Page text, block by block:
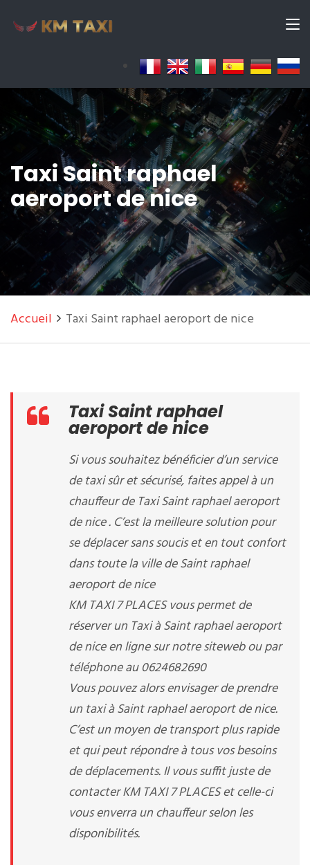
Taxi Saint raphael
aeroport de nice
Accueil Taxi Saint raphael aeroport de nice
Taxi Saint raphael
aeroport de nice
Si vous souhaitez bénéficier d’un service
de taxi sûr et sécurisé, faites appel à un
chauffeur de Taxi Saint raphael aeroport
de nice . C’est la meilleure solution pour
se déplacer sans soucis et en tout confort
dans toute la ville de Saint raphael
aeroport de nice
KM TAXI 7 PLACES vous permet de
réserver un Taxi à Saint raphael aeroport
de nice en ligne sur notre siteweb ou par
téléphone au 0624682690
Vous pouvez alors envisager de prendre
un taxi à Saint raphael aeroport de nice.
C’est un moyen de transport plus rapide
et qui peut répondre à tous vos besoins
de déplacements. Il vous suffit juste de
contacter KM TAXI 7 PLACES et celle-ci
vous enverra un chauffeur selon les
disponibilités.